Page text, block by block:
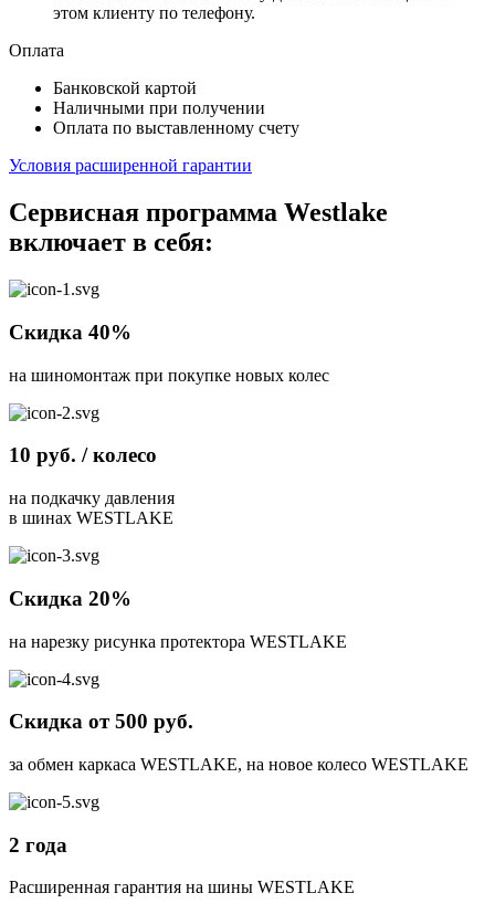
этом клиенту по телефону.
Оплата
Банковской картой
Наличными при получении
Оплата по выставленному счету
Условия расширенной гарантии
Сервисная программа Westlake
включает в себя:
Скидка 40%
на шиномонтаж при покупке новых колес
10 руб. / колесо
на подкачку давления
в шинах WESTLAKE
Скидка 20%
на нарезку рисунка протектора WESTLAKE
Скидка от 500 руб.
за обмен каркаса WESTLAKE, на новое колесо WESTLAKE
2 года
Расширенная гарантия на шины WESTLAKE